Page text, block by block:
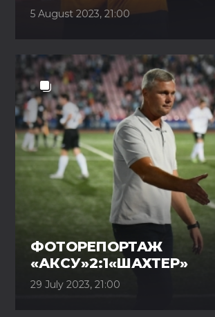
5 August 2023, 21:00
ФОТОРЕПОРТАЖ
«АКСУ»2:1«ШАХТЕР»
29 July 2023, 21:00